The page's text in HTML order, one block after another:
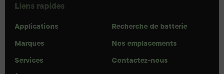
Liens rapides
Applications
Marques
Services
Recherche de batterie
Nos emplacements
Contactez-nous